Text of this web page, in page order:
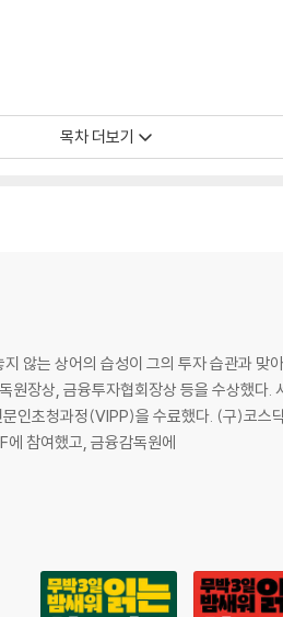
목차 더보기
않는 상어의 습성이 그의 투자 습관과
원장상, 금융투자협회장상 등을 수상했다
인초청과정(VIPP)을 수료했다. (구)코
에 참여했고, 금융감독원에